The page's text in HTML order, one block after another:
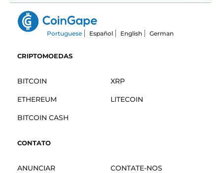
Portuguese Español English German
CRIPTOMOEDAS
BITCOIN XRP
ETHEREUM LITECOIN
BITCOIN CASH
CONTATO
ANUNCIAR CONTATE-NOS